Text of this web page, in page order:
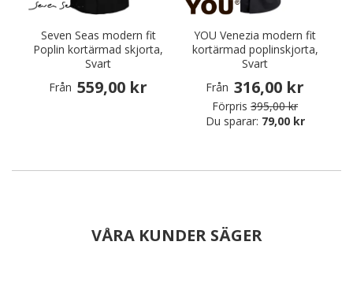
Seven Seas modern fit
Poplin kortärmad skjorta,
Svart
Från 559,00 kr
YOU Venezia modern fit
kortärmad poplinskjorta,
Svart
Från 316,00 kr
Förpris 395,00 kr
Du sparar: 79,00 kr
VÅRA KUNDER SÄGER